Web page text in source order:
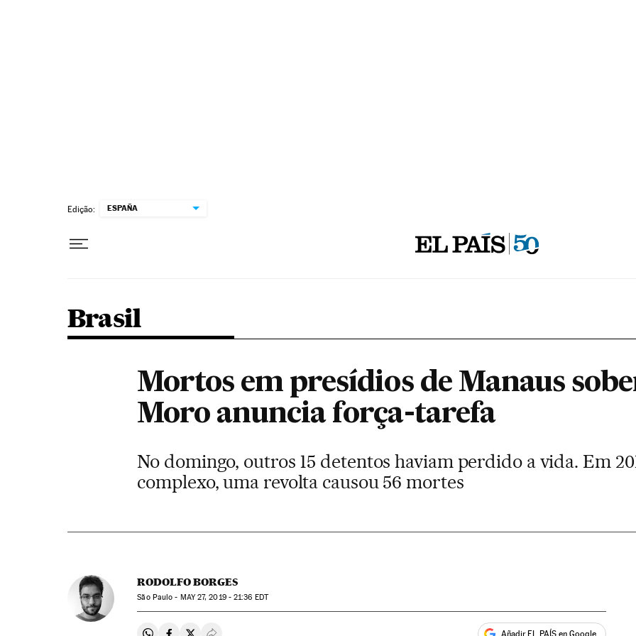
Edição: ESPAÑA
Brasil
Mortos em presídios de Manaus
Moro anuncia força-tarefa
No domingo, outros 15 detentos haviam perdido a vida. Em
complexo, uma revolta causou 56 mortes
RODOLFO BORGES
São Paulo - MAY27, 2019 - 21:36 EDT
Añadir EL PAÍS en Google